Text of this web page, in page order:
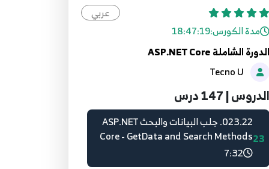
عربي
مدة الكورس:18:47:19
الدورة الشاملة ASP.NET Core
الدروس | 147 درس
21
Core - Create Model
6:09
22
022.21. انشاء واجهة في العمليات
ASP.NET Core - Create IDataHelper
9:01
23
023.22. جلب البيانات والبحث ASP.NET
Core - GetData and Search Methods
7:32